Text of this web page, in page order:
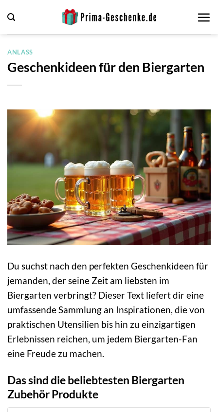
Inhalt
springen
ANLASS
Geschenkideen für den Biergarten
Du suchst nach den perfekten Geschenkideen für
jemanden, der seine Zeit am liebsten im
Biergarten verbringt? Dieser Text liefert dir eine
umfassende Sammlung an Inspirationen, die von
praktischen Utensilien bis hin zu einzigartigen
Erlebnissen reichen, um jedem Biergarten-Fan
eine Freude zu machen.
Das sind die beliebtesten Biergarten
Zubehör Produkte